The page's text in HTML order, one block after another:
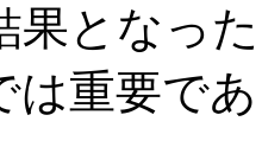
果となっ
は重要で